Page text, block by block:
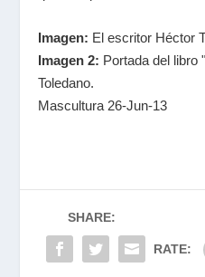
Imagen: El escritor Héctor
Imagen 2: Portada del libro
Toledano.
Mascultura 26-Jun-13
SHARE:
RATE: